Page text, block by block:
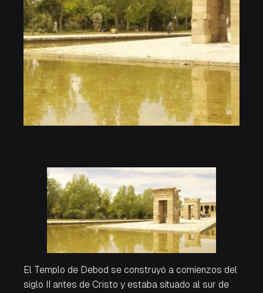
El Templo de Debod se construyó a comienzos del
siglo II antes de Cristo y estaba situado al sur de